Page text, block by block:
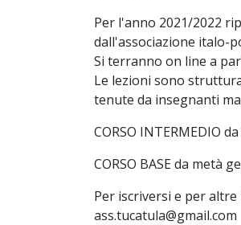
Per l'anno 2021/2022
dall'associazione italo-
Si terranno on line a
Le lezioni sono
tenute da insegnanti
CORSO INTERMEDIO
CORSO BASE da metà
Per iscriversi e per
ass.tucatula@gmail.com